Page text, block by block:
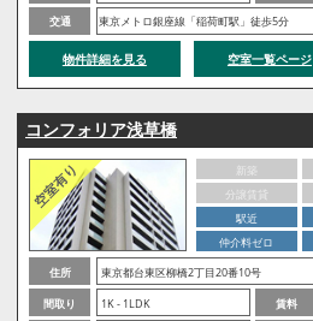
交通
東京メトロ銀座線「稲荷町駅」徒歩5分
物件詳細を見る 空室一覧ページ
コンフォリア浅草橋
新築
分譲賃貸
駅近
仲介料ゼロ
住所
東京都台東区柳橋2丁目20番10号
間取り
1K - 1LDK 賃料